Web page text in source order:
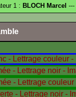
1 : BLOCH Marcel ---